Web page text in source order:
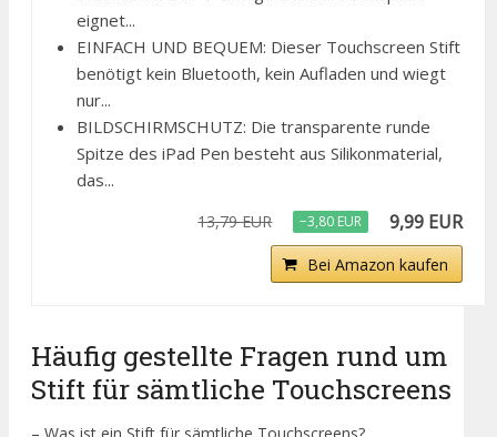
eignet...
EINFACH UND BEQUEM: Dieser Touchscreen Stift
benötigt kein Bluetooth, kein Aufladen und wiegt
nur...
BILDSCHIRMSCHUTZ: Die transparente runde
Spitze des iPad Pen besteht aus Silikonmaterial,
das...
13,79 EUR −3,80 EUR 9,99 EUR
Bei Amazon kaufen
Häufig gestellte Fragen rund um
Stift für sämtliche Touchscreens